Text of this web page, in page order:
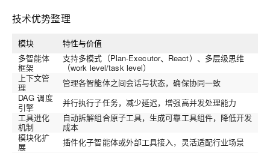
技术优势整理
模块
特性与价值
多智能体
框架
支持多模式（Plan‑Executor、React）、多层级思维
（work level/task level）
上下文管
理
管理各智能体之间会话与状态，确保协同一致
DAG 调度
引擎
并行执行子任务，减少延迟，增强高并发处理能力
工具进化
机制
自动拆解组合原子工具，生成可靠工具组件，降低开发
成本
模块化扩
展
插件化子智能体或外部工具接入，灵活适配行业场景